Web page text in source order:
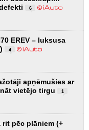
6
EREV – luksusa
4
apņēmušies ar
vietējo tirgu
1
rit pēc plāniem (+